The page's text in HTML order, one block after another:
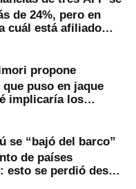
de 24%, pero en
cuál está afiliado
propone
puso en jaque
implicaría los
se “bajó del barco”
de países
esto se perdió desde